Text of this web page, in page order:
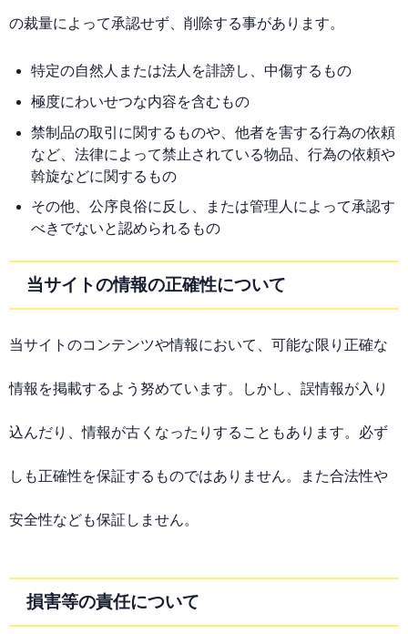
の裁量によって承認せず、削除する事があります。
特定の自然人または法人を誹謗し、中傷するもの
極度にわいせつな内容を含むもの
禁制品の取引に関するものや、他者を害する行為の依頼
など、法律によって禁止されている物品、行為の依頼や
斡旋などに関するもの
その他、公序良俗に反し、または管理人によって承認す
べきでないと認められるもの
当サイトの情報の正確性について
当サイトのコンテンツや情報において、可能な限り正確な
情報を掲載するよう努めています。しかし、誤情報が入り
込んだり、情報が古くなったりすることもあります。必ず
しも正確性を保証するものではありません。また合法性や
安全性なども保証しません。
損害等の責任について